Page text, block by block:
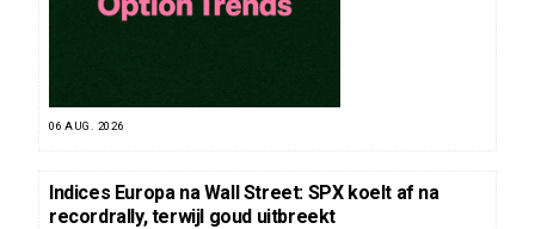
06 AUG. 2026
Indices Europa na Wall Street: SPX koelt af na
recordrally, terwijl goud uitbreekt